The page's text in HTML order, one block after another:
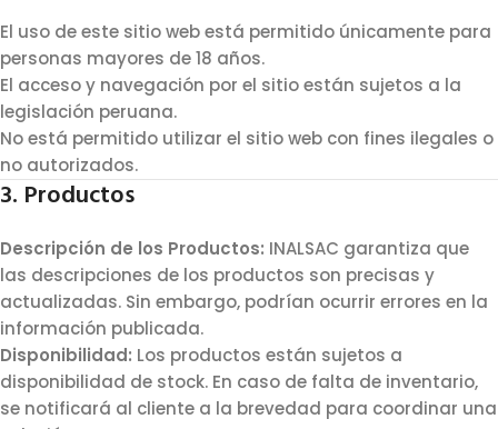
El uso de este sitio web está permitido únicamente para
personas mayores de 18 años.
El acceso y navegación por el sitio están sujetos a la
legislación peruana.
No está permitido utilizar el sitio web con fines ilegales o
no autorizados.
3. Productos
Descripción de los Productos: INALSAC garantiza que
las descripciones de los productos son precisas y
actualizadas. Sin embargo, podrían ocurrir errores en la
información publicada.
Disponibilidad: Los productos están sujetos a
disponibilidad de stock. En caso de falta de inventario,
se notificará al cliente a la brevedad para coordinar una